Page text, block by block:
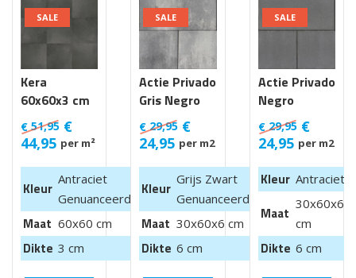
Kera
60x60x3 cm
Luik
€ 51,95 €
44,95 per m²
SALE
Kleur
Antraciet
Genuanceerd
Maat 60x60 cm
Dikte 3 cm
Actie Privado
Gris Negro
30x60x6 cm
€ 29,95 €
24,95 per m2
SALE
Kleur
Grijs Zwart
Genuanceerd
Maat 30x60x6 cm
Dikte 6 cm
Actie Privado
Negro
30x60x6 cm
€29,95 €
24,95 per m2
SALE
Kleur Antraciet
Maat
30x60x6
cm
Dikte 6 cm